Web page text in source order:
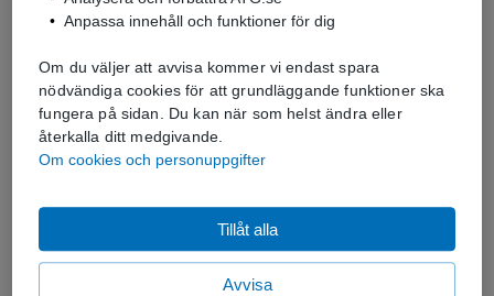
Anpassa innehåll och funktioner för dig
Om du väljer att avvisa kommer vi endast spara
nödvändiga cookies för att grundläggande funktioner ska
fungera på sidan. Du kan när som helst ändra eller
återkalla ditt medgivande.
Om cookies och personuppgifter
Avvisa
Tillåt alla